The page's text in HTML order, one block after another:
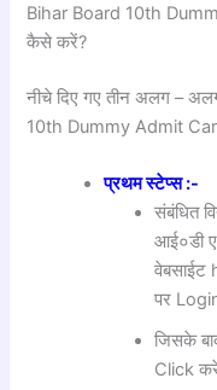
Bihar Board 10th
कैसे करें?
नीचे दिए गए तीन अलग –
10th Dummy Admit
प्रथम स्टेप्स :-
संबंधित
आई०डी
पर
जिसके
Click